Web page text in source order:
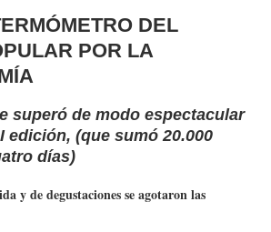
DEL
POR LA
superó de modo espectacular
edición, (que sumó 20.000
días)
y de degustaciones se agotaron las